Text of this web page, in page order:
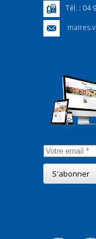
Tél. : 04